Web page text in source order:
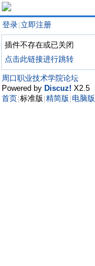
登录 立即注册
插件不存在或已关闭
点击此链接进行跳转
周口职业技术学院论坛
Powered by Discuz! X2.5
首页 标准版 精简版 电脑版